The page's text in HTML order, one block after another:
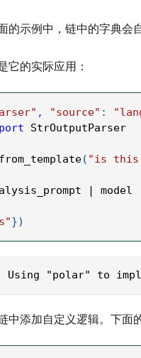
的示例中，链中的字典会
它的实际应用：
, "source" :
StrOutputParser
from_template( "is this
| model
})
"polar" to
添加自定义逻辑。下面